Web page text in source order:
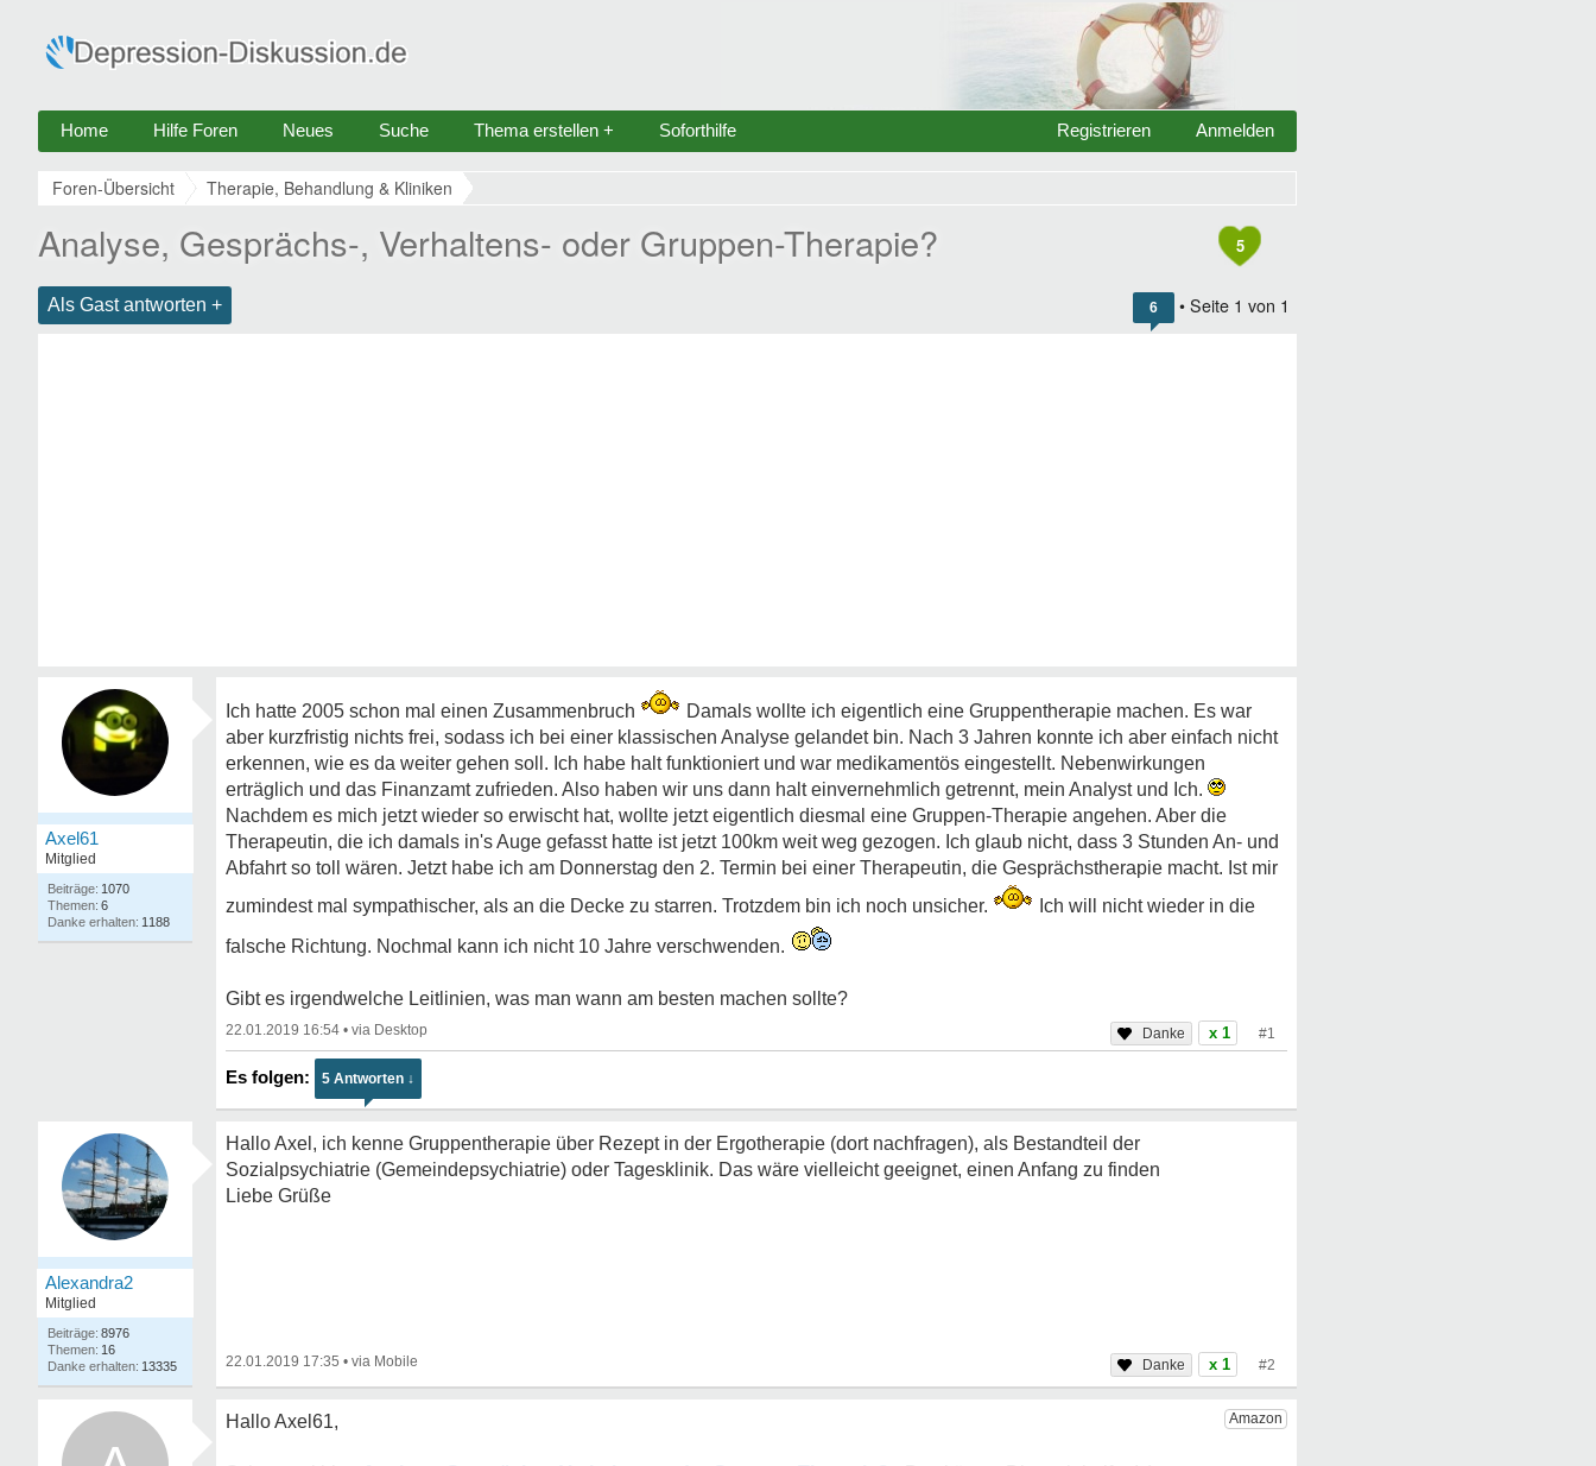
Home Hilfe Foren Neues Suche Thema erstellen + Soforthilfe Anmelden
Registrieren
Foren-Übersicht Therapie, Behandlung & Kliniken
5
Analyse, Gesprächs-, Verhaltens- oder Gruppen-Therapie?
Als Gast antworten + 6 • Seite 1 von 1
Axel61
Mitglied
1070
6
1188
Ich hatte 2005 schon mal einen Zusammenbruch
Damals wollte ich eigentlich eine Gruppentherapie machen. Es war
aber kurzfristig nichts frei, sodass ich bei einer klassischen Analyse gelandet bin. Nach 3 Jahren konnte ich aber einfach nicht
erkennen, wie es da weiter gehen soll. Ich habe halt funktioniert und war medikamentös eingestellt. Nebenwirkungen
erträglich und das Finanzamt zufrieden. Also haben wir uns dann halt einvernehmlich getrennt, mein Analyst und Ich.
Nachdem es mich jetzt wieder so erwischt hat, wollte jetzt eigentlich diesmal eine Gruppen-Therapie angehen. Aber die
Therapeutin, die ich damals in's Auge gefasst hatte ist jetzt 100km weit weg gezogen. Ich glaub nicht, dass 3 Stunden An- und
Abfahrt so toll wären. Jetzt habe ich am Donnerstag den 2. Termin bei einer Therapeutin, die Gesprächstherapie macht. Ist mir
zumindest mal sympathischer, als an die Decke zu starren. Trotzdem bin ich noch unsicher.
Ich will nicht wieder in die
falsche Richtung. Nochmal kann ich nicht 10 Jahre verschwenden.
Gibt es irgendwelche Leitlinien, was man wann am besten machen sollte?
22.01.2019 16:54 • x 1 #1
5 Antworten ↓
Alexandra2
Mitglied
8976
16
13335
Hallo Axel, ich kenne Gruppentherapie über Rezept in der Ergotherapie (dort nachfragen), als Bestandteil der
Sozialpsychiatrie (Gemeindepsychiatrie) oder Tagesklinik. Das wäre vielleicht geeignet, einen Anfang zu finden
Liebe Grüße
22.01.2019 17:35 • x 1 #2
Hallo Axel61,